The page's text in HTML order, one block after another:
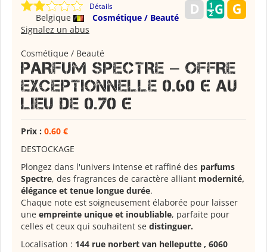
Détails
Belgique
Cosmétique / Beauté
Signalez un abus
Cosmétique / Beauté
PARFUM SPECTRE – OFFRE
EXCEPTIONNELLE 0.60 € AU
LIEU DE 0.70 €
Prix : 0.60 €
DESTOCKAGE
Plongez dans l'univers intense et raffiné des parfums
Spectre, des fragrances de caractère alliant modernité,
élégance et tenue longue durée.
Chaque note est soigneusement élaborée pour laisser
une empreinte unique et inoubliable, parfaite pour
celles et ceux qui souhaitent se distinguer.
Localisation : 144 rue norbert van helleputte , 6060